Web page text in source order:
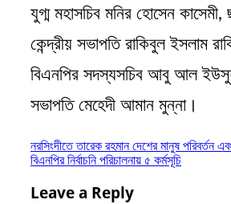
যুগ্ম মহাসচিব মনির হোসেন কাসেমী,
কেন্দ্রীয় সভাপতি রাকিবুল ইসলাম
বিএনপির সদস্যসচিব আবু আল
সভাপতি মেহেদী আমান মুন্না।
Post
নরসিংদীতে তারেক রহমান দেশের মানুষ পরিবর্তন
বিএনপির নির্বাচনি পরিচালনায় ৫ কর্মসূচি
Leave a Reply